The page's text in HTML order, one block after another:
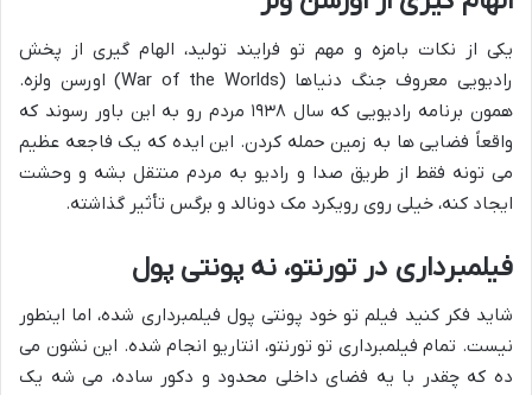
یکی از نکات بامزه و مهم تو فرایند تولید، الهام گیری از پخش
رادیویی معروف جنگ دنیاها (War of the Worlds) اورسن ولزه.
همون برنامه رادیویی که سال ۱۹۳۸ مردم رو به این باور رسوند که
واقعاً فضایی ها به زمین حمله کردن. این ایده که یک فاجعه عظیم
می تونه فقط از طریق صدا و رادیو به مردم منتقل بشه و وحشت
ایجاد کنه، خیلی روی رویکرد مک دونالد و برگس تأثیر گذاشته.
فیلمبرداری در تورنتو، نه پونتی پول
شاید فکر کنید فیلم تو خود پونتی پول فیلمبرداری شده، اما اینطور
نیست. تمام فیلمبرداری تو تورنتو، انتاریو انجام شده. این نشون می
ده که چقدر با یه فضای داخلی محدود و دکور ساده، می شه یک